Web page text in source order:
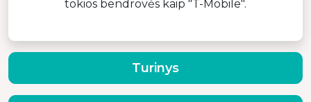
tokios bendrovės kaip "T-Mobile".
Turinys